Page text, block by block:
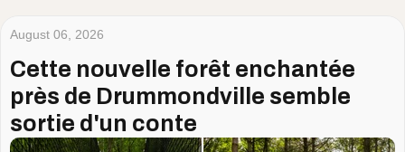
August 06, 2026
Cette nouvelle forêt enchantée
près de Drummondville semble
sortie d'un conte